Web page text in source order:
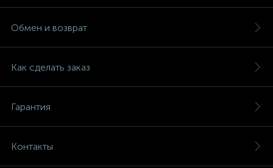
Обмен и возврат
Как сделать заказ
Гарантия
Контакты